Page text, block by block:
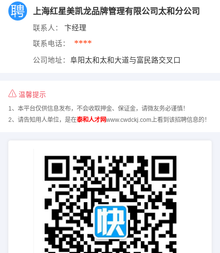
上海红星美凯龙品牌管理有限公司太和分公司
联系人： 卞经理
联系电话： ****
公司地址： 阜阳太和太和大道与富民路交叉口
温馨提示
1、本平台仅供信息发布，不会收取押金、保证金，请微友务必谨慎！
2、请告知用人单位，是在泰和人才网www.cwdckj.com上看到该招聘信息的！